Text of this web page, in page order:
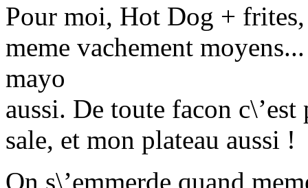
Pour moi, Hot Dog +
meme vachement
mayo
aussi. De toute facon
sale, et mon plateau aussi !
On s\’emmerde quand